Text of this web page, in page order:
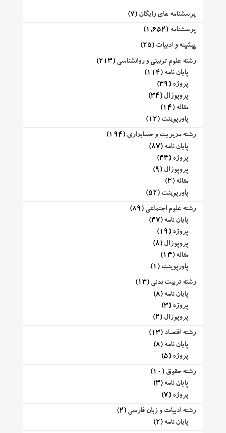
پرسشنامه های رایگان (7)
پرسشنامه (1,652)
پیشینه و ادبیات (25)
رشته علوم تربیتی و روانشناسی (213)
پایان نامه (114)
پروژه (39)
پروپوزال (34)
مقاله (14)
پاورپوینت (12)
رشته مدیریت و حسابداری (194)
پایان نامه (87)
پروژه (44)
پروپوزال (9)
مقاله (2)
پاورپوینت (52)
رشته علوم اجتماعی (89)
پایان نامه (47)
پروژه (19)
پروپوزال (8)
مقاله (14)
پاورپوینت (1)
رشته تربیت بدنی (13)
پایان نامه (8)
پروژه (3)
پروپوزال (2)
رشته اقتصاد (13)
پایان نامه (8)
پروژه (5)
رشته حقوق (10)
پایان نامه (3)
پروژه (7)
رشته ادبیات و زبان فارسی (2)
پایان نامه (2)